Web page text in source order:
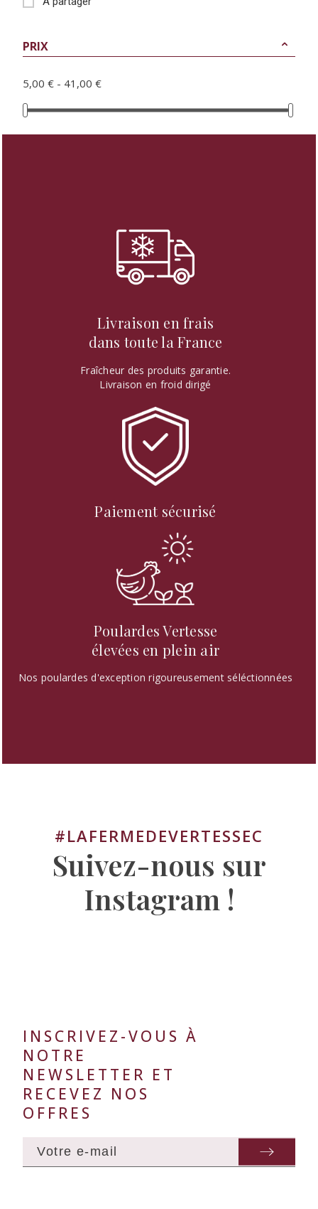
PRIX
5,00 € - 41,00 €
Livraison en frais
dans toute la France
Fraîcheur des produits garantie.
Livraison en froid dirigé
Paiement sécurisé
Poulardes Vertesse
élevées en plein air
Nos poulardes d'exception rigoureusement séléctionnées
#LAFERMEDEVERTESSEC
Suivez-nous sur
Instagram !
INSCRIVEZ-VOUS À
NOTRE
NEWSLETTER ET
RECEVEZ NOS
OFFRES